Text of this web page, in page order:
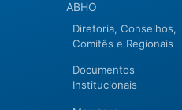
ABHO
Diretoria, Conselhos,
Comitês e Regionais
Documentos
Institucionais